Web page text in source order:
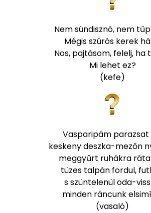
Nem sündisznó, nem
Mégis szúrós kerek
Nos, pajtásom, felelj, ha
Mi lehet ez?
(kefe)
Vasparipám parazsat
keskeny deszka-mezőn
meggyűrt ruhákra
tüzes talpán fordul,
s szüntelenül oda-
minden ráncunk
(vasaló)